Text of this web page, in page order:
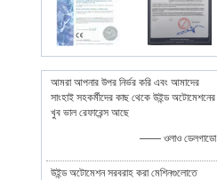
আমরা আপনার উপর নির্ভর করি এবং আমাদের
সাংহাই সহকর্মীদের কাছ থেকে উইন্ড অটোমেশনের
খুব ভাল রেফারেন্স আছে
—— ওলাও ডেলগাডো
উইন্ড অটোমেশন সরবরাহ করা মেশিনগুলোতে